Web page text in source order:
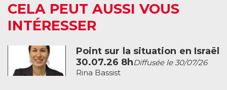
CELA PEUT AUSSI VOUS
INTÉRESSER
Point sur la situation en Israël
30.07.26 8hDiffusée le 30/07/26
Rina Bassist